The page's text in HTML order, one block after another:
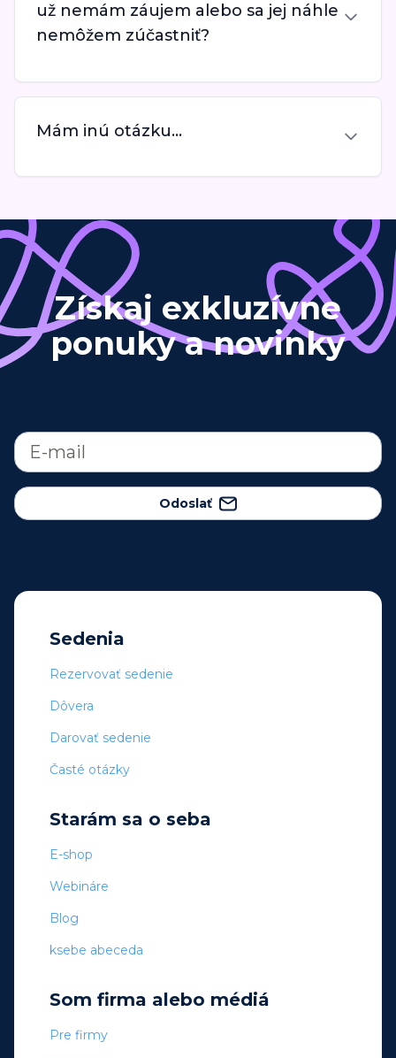
už nemám záujem alebo sa jej náhle
nemôžem zúčastniť?
Mám inú otázku...
Získaj exkluzívne
ponuky a novinky
Odoslať
Sedenia
Rezervovať sedenie
Dôvera
Darovať sedenie
Časté otázky
Starám sa o seba
E-shop
Webináre
Blog
ksebe abeceda
Som firma alebo médiá
Pre firmy